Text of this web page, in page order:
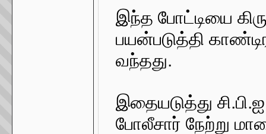
இந்த போட்டியை
பயன்படுத்தி
வந்தது.
இதையடுத்து
போலீசார் நேற்று